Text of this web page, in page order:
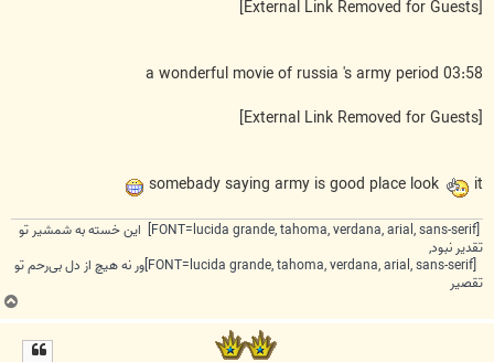
a wonderful movie of russia 's army period 03:58
somebady saying army is good place look it
[FONT=lucida grande, tahoma, verdana, arial, sans-serif] این خسته به شمشیر تو
تقدیر نبود,
[FONT=lucida grande, tahoma, verdana, arial, sans-serif]ور نه هیچ از دل بی‌رحم تو
تقصیر
ب
ا